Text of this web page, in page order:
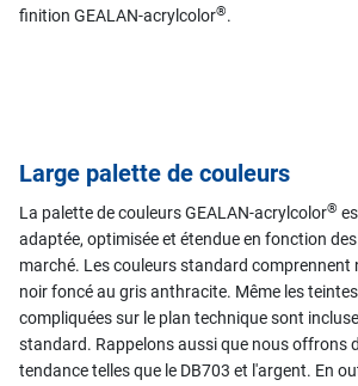
finition GEALAN-acrylcolor®.
Large palette de couleurs
La palette de couleurs GEALAN-acrylcolor®
adaptée, optimisée et étendue en fonction
marché. Les couleurs standard comprennent
noir foncé au gris anthracite. Même les
compliquées sur le plan technique sont
standard. Rappelons aussi que nous offrons
tendance telles que le DB703 et l'argent. En